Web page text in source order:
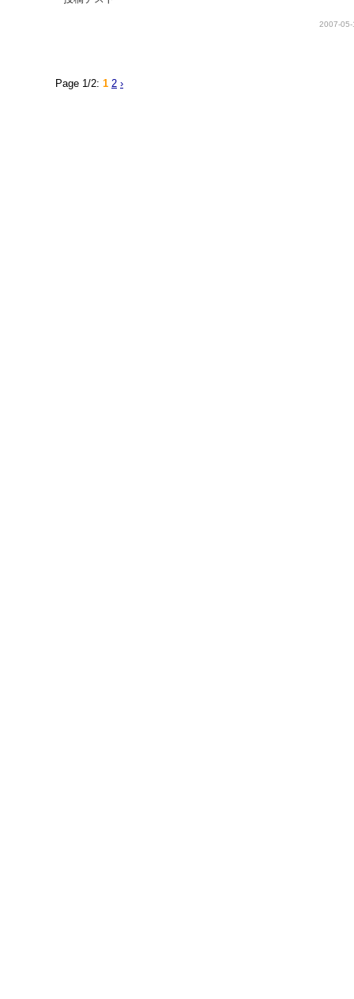
2007-
Page 1/2: 1 2 ›